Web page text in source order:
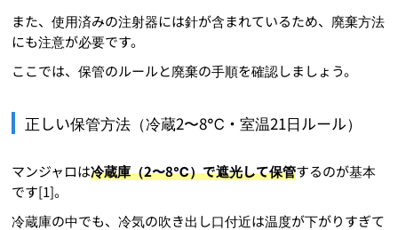
また、使用済みの注射器には針が含まれているため、廃棄方法
にも注意が必要です。
ここでは、保管のルールと廃棄の手順を確認しましょう。
正しい保管方法（冷蔵2〜8℃・室温21日ルール）
マンジャロは冷蔵庫（2〜8℃）で遮光して保管するのが基本
です[1]。
冷蔵庫の中でも、冷気の吹き出し口付近は温度が下がりすぎて